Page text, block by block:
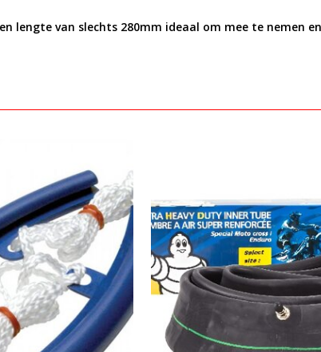
lengte van slechts 280mm ideaal om mee te nemen